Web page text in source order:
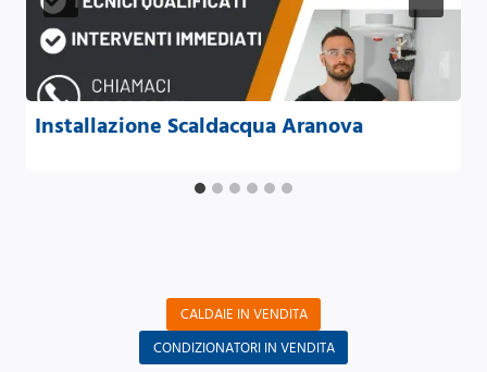
Installazione Scaldacqua Aranova
CALDAIE IN VENDITA
CONDIZIONATORI IN VENDITA